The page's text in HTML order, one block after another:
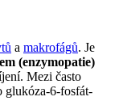
a makrofágů. Je
(enzymopatie)
Mezi často
glukóza-6-fosfát-